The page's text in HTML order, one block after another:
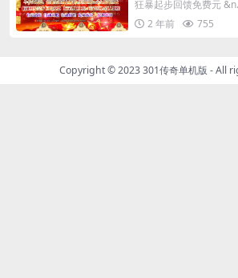
狂暴起步回馈免费元
2 年前
755
Copyright © 2023301传奇单机版 - All